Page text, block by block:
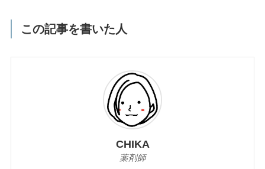
この記事を書いた人
CHIKA
薬剤師